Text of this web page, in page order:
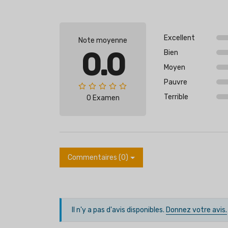
Note moyenne
0.0
0 Examen
Excellent
Bien
Moyen
Pauvre
Terrible
Commentaires (0)
Il n'y a pas d'avis disponibles. Donnez votre avis.